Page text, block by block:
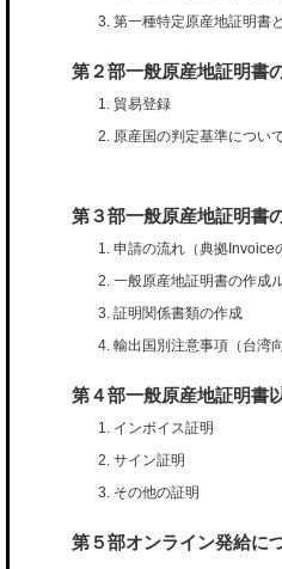
第一種特定原産地証明書
第２部一般原産地証明書
貿易登録
原産国の判定基準につい
第３部一般原産地証明書
申請の流れ（典拠Invoice
一般原産地証明書の作成
証明関係書類の作成
輸出国別注意事項（台湾
第４部一般原産地証明書
インボイス証明
サイン証明
その他の証明
第５部オンライン発給に